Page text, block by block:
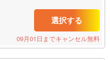
選択する
09月01日までキャンセル無料